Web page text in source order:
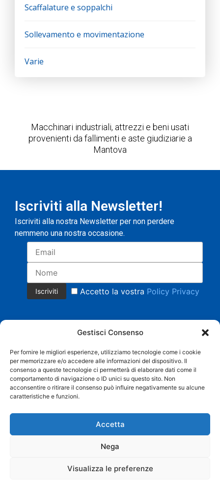
Gestisci Consenso
Per fornire le migliori esperienze, utilizziamo tecnologie come i cookie
per memorizzare e/o accedere alle informazioni del dispositivo. Il
consenso a queste tecnologie ci permetterà di elaborare dati come il
comportamento di navigazione o ID unici su questo sito. Non
acconsentire o ritirare il consenso può influire negativamente su alcune
caratteristiche e funzioni.
Accetta
Nega
Visualizza le preferenze
Scaffalature e soppalchi
Sollevamento e movimentazione
Varie
Macchinari industriali, attrezzi e beni usati
provenienti da fallimenti e aste giudiziarie a
Mantova
Iscriviti alla Newsletter!
Iscriviti alla nostra Newsletter per non perdere
nemmeno una nostra occasione.
Accetto la vostra Policy Privacy
Copyright 2023 © Tutti i diritti riservati.
COMMERCIALE CRISTIAN MAGNANI Cell. +39 335 8158553 |
AMMINISTRAZIONE BARBARA SACCHI Cell. 338 3958219 |
info@grandistoccaggi.com | P. IVA 02538090206 |